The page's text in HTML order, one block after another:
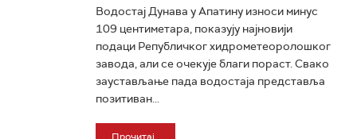
Водостај Дунава у Апатину износи минус
109 центиметара, показују најновији
подаци Републичког хидрометеоролошког
завода, али се очекује благи пораст. Свако
заустављање пада водостаја представља
позитиван...